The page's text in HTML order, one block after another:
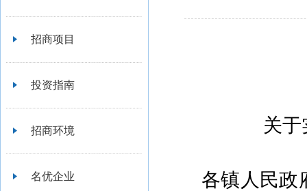
招商项目
投资指南
招商环境
名优企业
关于
各镇人民政